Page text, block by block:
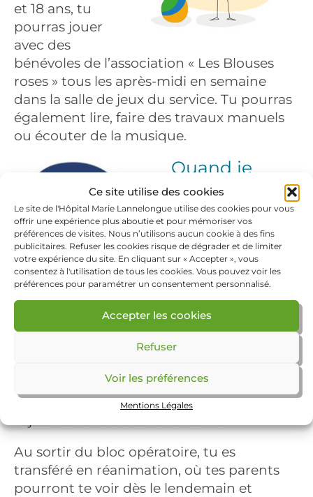
Ce site utilise des cookies
Le site de l'Hôpital Marie Lannelongue utilise des cookies pour vous
offrir une expérience plus aboutie et pour mémoriser vos
préférences de visites. Nous n’utilisons aucun cookie à des fins
publicitaires. Refuser les cookies risque de dégrader et de limiter
votre expérience du site. En cliquant sur « Accepter », vous
consentez à l'utilisation de tous les cookies. Vous pouvez voir les
préférences pour paramétrer un consentement personnalisé.
Accepter les cookies
Refuser
Voir les préférences
Mentions Légales
et 18 ans, tu
pourras jouer
avec des
bénévoles de l’association « Les Blouses
roses » tous les après-midi en semaine
dans la salle de jeux du service. Tu pourras
également lire, faire des travaux manuels
ou écouter de la musique.
Quand je
pourrai
rentrer à la
maison ?
Tu arrives en
général à l’hôpital
l’avant-veille de
l’intervention. L’échocardiographie, ainsi
que les examens complémentaires s’ils
sont nécessaires (scanner, IRM) seront
bilan sanguin, la radiographie de thorax
et l’électrocardiogramme seront réalisés
Au sortir du bloc opératoire, tu es
transféré en réanimation, où tes parents
pourront te voir dès le lendemain et